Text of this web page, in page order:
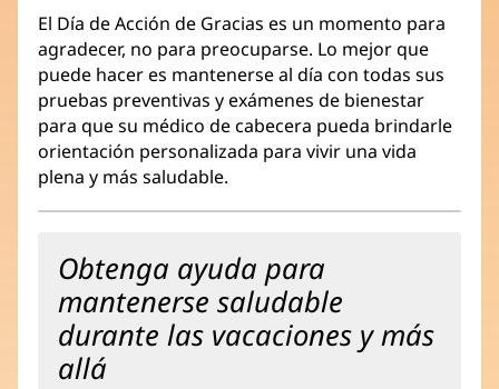
El Día de Acción de Gracias es un momento para
agradecer, no para preocuparse. Lo mejor que
puede hacer es mantenerse al día con todas sus
pruebas preventivas y exámenes de bienestar
para que su médico de cabecera pueda brindarle
orientación personalizada para vivir una vida
plena y más saludable.
Obtenga ayuda para
mantenerse saludable
durante las vacaciones y más
allá